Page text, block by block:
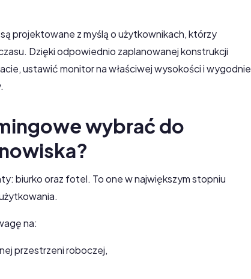
projektowane z myślą o użytkownikach, którzy
Dzięki odpowiednio zaplanowanej konstrukcji
ustawić monitor na właściwej wysokości i wygodnie
wybrać do
biurko oraz fotel. To one w największym stopniu
na:
przestrzeni roboczej,